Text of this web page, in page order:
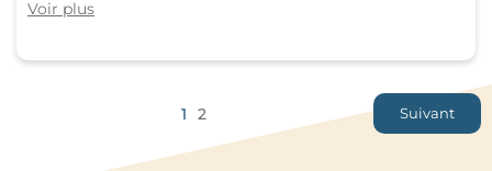
Voir plus
1 2 Suivant